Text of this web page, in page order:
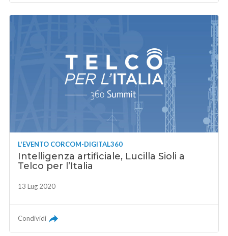
L'EVENTO CORCOM-DIGITAL360
Intelligenza artificiale, Lucilla Sioli a
Telco per l’Italia
13 Lug 2020
Condividi